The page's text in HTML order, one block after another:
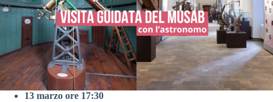
13 marzo ore 17:30